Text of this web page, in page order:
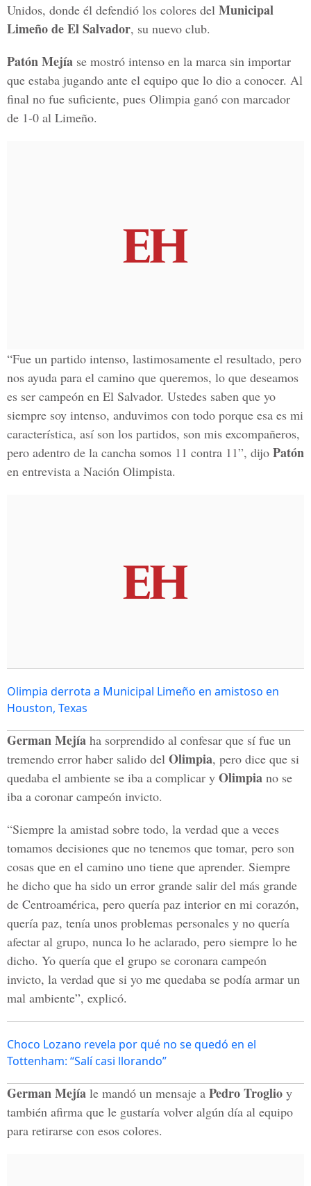
Unidos, donde él defendió los colores del Municipal
Limeño de El Salvador, su nuevo club.
Patón Mejía se mostró intenso en la marca sin importar
que estaba jugando ante el equipo que lo dio a conocer. Al
final no fue suficiente, pues Olimpia ganó con marcador
de 1-0 al Limeño.
“Fue un partido intenso, lastimosamente el resultado, pero
nos ayuda para el camino que queremos, lo que deseamos
es ser campeón en El Salvador. Ustedes saben que yo
siempre soy intenso, anduvimos con todo porque esa es mi
característica, así son los partidos, son mis excompañeros,
pero adentro de la cancha somos 11 contra 11”, dijo Patón
en entrevista a Nación Olimpista.
Olimpia derrota a Municipal Limeño en amistoso en
Houston, Texas
German Mejía ha sorprendido al confesar que sí fue un
tremendo error haber salido del Olimpia, pero dice que si
quedaba el ambiente se iba a complicar y Olimpia no se
iba a coronar campeón invicto.
“Siempre la amistad sobre todo, la verdad que a veces
tomamos decisiones que no tenemos que tomar, pero son
cosas que en el camino uno tiene que aprender. Siempre
he dicho que ha sido un error grande salir del más grande
de Centroamérica, pero quería paz interior en mi corazón,
quería paz, tenía unos problemas personales y no quería
afectar al grupo, nunca lo he aclarado, pero siempre lo he
dicho. Yo quería que el grupo se coronara campeón
invicto, la verdad que si yo me quedaba se podía armar un
mal ambiente”, explicó.
Choco Lozano revela por qué no se quedó en el
Tottenham: “Salí casi llorando”
German Mejía le mandó un mensaje a Pedro Troglio y
también afirma que le gustaría volver algún día al equipo
para retirarse con esos colores.